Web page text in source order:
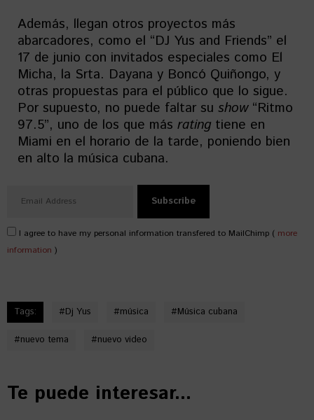
Además, llegan otros proyectos más
abarcadores, como el “DJ Yus and Friends” el
17 de junio con invitados especiales como El
Micha, la Srta. Dayana y Boncó Quiñongo, y
otras propuestas para el público que lo sigue.
Por supuesto, no puede faltar su show“Ritmo
97.5”, uno de los que más rating tiene en
Miami en el horario de la tarde, poniendo bien
en alto la música cubana.
I agree to have my personal information transfered to MailChimp ( more
information )
Tags: #Dj Yus #música #Música cubana
#nuevo tema #nuevo video
Te puede interesar...